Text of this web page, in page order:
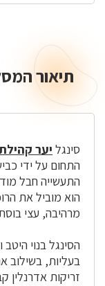
תיאורתיאור
סינגל יער
התעשייה חבל
הוא מוביל את
מרהיבה, עצי
הסינגל בנוי
בעליות, בשילוב
זריקות אדרנלין